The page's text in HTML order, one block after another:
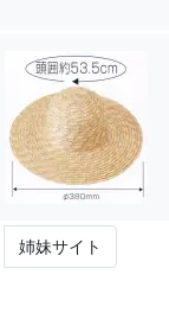
姉妹サイト